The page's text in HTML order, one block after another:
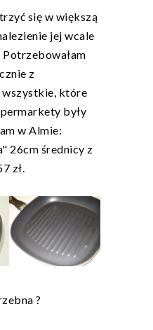
się w większą
jej wcale
z
które
były
w Almie:
26cm średnicy z
zł.
?